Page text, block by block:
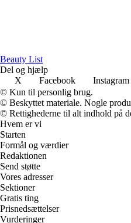
Beauty List
Del og hjælp
X
Facebook Instagram
© Kun til personlig brug.
© Beskyttet materiale. Nogle
© Rettighederne til alt indhold på
Hvem er vi
Starten
Formål og værdier
Redaktionen
Send støtte
Vores adresser
Sektioner
Gratis ting
Prisnedsættelser
Vurderinger